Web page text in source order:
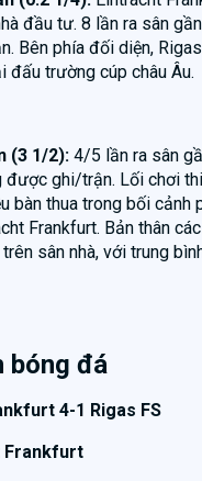
đầu tư. 8 lần ra sân
Bên phía đối diện,
đấu trường cúp châu Âu.
(3 1/2): 4/5 lần ra sân
được ghi/trận. Lối chơi
bàn thua trong bối
Frankfurt. Bản thân
sân nhà, với trung
bóng đá
4-1 Rigas FS
Frankfurt